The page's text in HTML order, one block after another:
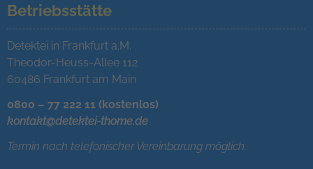
Betriebsstätte
Detektei in Frankfurt a.M.
Theodor-Heuss-Allee 112
60486 Frankfurt am Main
0800 – 77 222 11 (kostenlos)
kontakt@detektei-thome.de
Termin nach telefonischer Vereinbarung möglich.